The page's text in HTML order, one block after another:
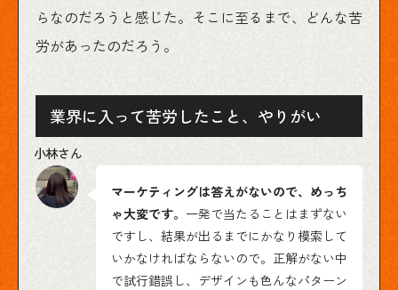
らなのだろうと感じた。そこに至るまで、どんな苦
労があったのだろう。
業界に入って苦労したこと、やりがい
マーケティングは答えがないので、めっち
ゃ大変です。 一発で当たることはまずない
ですし、結果が出るまでにかなり模索して
いかなければならないので。正解がない中
で試行錯誤し、デザインも色んなパターン